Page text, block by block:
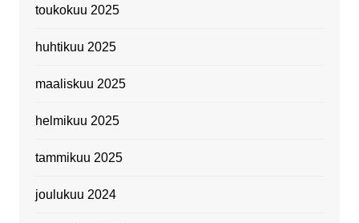
toukokuu 2025
huhtikuu 2025
maaliskuu 2025
helmikuu 2025
tammikuu 2025
joulukuu 2024